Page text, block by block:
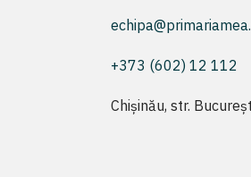
+373 (602) 12 112
Chișinău, str.